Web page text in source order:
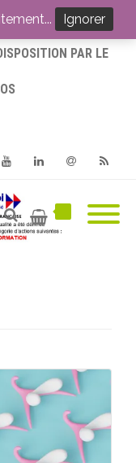
PAR LE
Ignorer